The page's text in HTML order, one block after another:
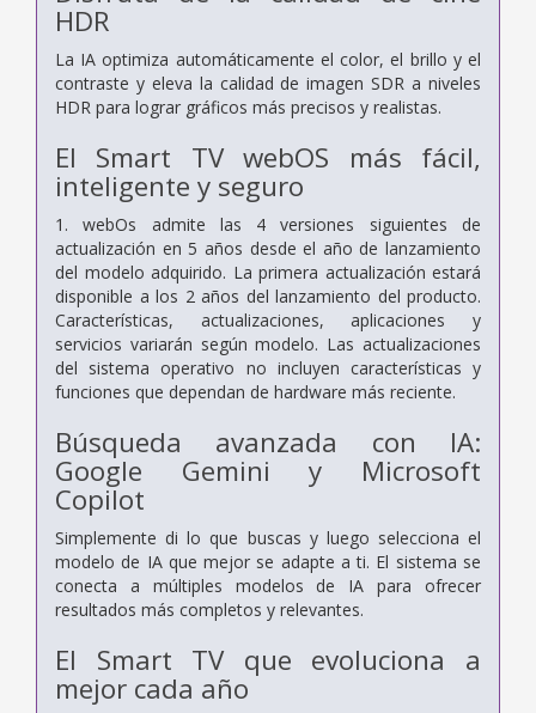
HDR
La IA optimiza automáticamente el color, el brillo y el
contraste y eleva la calidad de imagen SDR a niveles
HDR para lograr gráficos más precisos y realistas.
El Smart TV webOS más fácil,
inteligente y seguro
1. webOs admite las 4 versiones siguientes de
actualización en 5 años desde el año de lanzamiento
del modelo adquirido. La primera actualización estará
disponible a los 2 años del lanzamiento del producto.
Características, actualizaciones, aplicaciones y
servicios variarán según modelo. Las actualizaciones
del sistema operativo no incluyen características y
funciones que dependan de hardware más reciente.
Búsqueda avanzada con IA:
Google Gemini y Microsoft
Copilot
Simplemente di lo que buscas y luego selecciona el
modelo de IA que mejor se adapte a ti. El sistema se
conecta a múltiples modelos de IA para ofrecer
resultados más completos y relevantes.
El Smart TV que evoluciona a
mejor cada año